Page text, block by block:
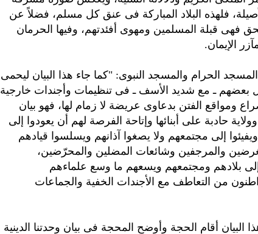
فلهذه البلاد المباركة فى عنق كل مسلم، فضلاً عن
فهى قبلة المسلمين ومهوى أفئدتهم، وفيها الحرمان
الإيمان.
الحرام والمسجد النبوى: "كما جاء هذا البيان ليحمى
بعضهم ـ مع شديد الأسف ـ فى تنظيمات وأجندات خارجية
ومواقع الفتن بدعاوى عريضة لا زمام لها، فهو بيان
حادبة على أبنائها وإتاحة الفرصة لهم أن يعودوا إلى
إلى مجتمعهم ولا يصغوا آذانهم ويسلسوا قيادهم
والمرجفين وشائعات المضلين والمحرّضين،
إلى بلادهم ومجتمعهم ويسعهم ما وسع علماءهم
من التعاطف مع الأجندات الخفية والجماعات
أقام الحجة وأوضح المحجة فى بيان وحدتنا الدينية